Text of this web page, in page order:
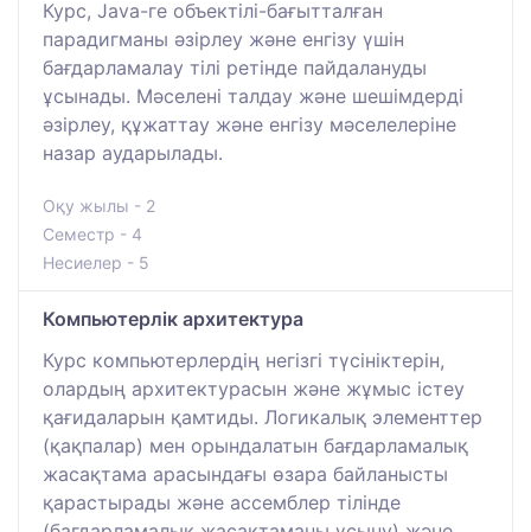
Курс, Java-ге объектілі-бағытталған
парадигманы әзірлеу және енгізу үшін
бағдарламалау тілі ретінде пайдалануды
ұсынады. Мәселені талдау және шешімдерді
әзірлеу, құжаттау және енгізу мәселелеріне
назар аударылады.
Оқу жылы - 2
Семестр - 4
Несиелер - 5
Компьютерлік архитектура
Курс компьютерлердің негізгі түсініктерін,
олардың архитектурасын және жұмыс істеу
қағидаларын қамтиды. Логикалық элементтер
(қақпалар) мен орындалатын бағдарламалық
жасақтама арасындағы өзара байланысты
қарастырады және ассемблер тілінде